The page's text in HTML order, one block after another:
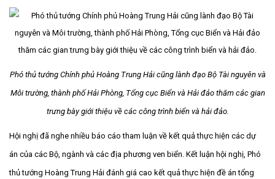
Phó thủ tướng Chính phủ Hoàng Trung Hải cũng lành đạo Bộ Tài nguyên và
Môi trường, thành phố Hải Phòng, Tổng cục Biển và Hải đảo thăm các gian
trưng bày giới thiệu về các công trình biển và hải đảo.
Hội nghị đã nghe nhiều báo cáo tham luận về kết quả thực hiện các dự
án của các Bộ, ngành và các địa phương ven biển. Kết luận hội nghị, Phó
thủ tướng Hoàng Trung Hải đánh giá cao kết quả thực hiện đề án tổng